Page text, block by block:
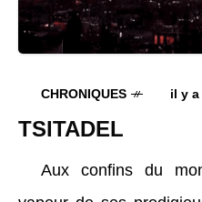
CHRONIQUES il y a
TSITADEL
Aux confins du